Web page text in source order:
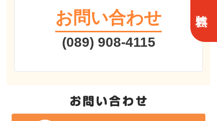
お問い合わせ
(089) 908-4115